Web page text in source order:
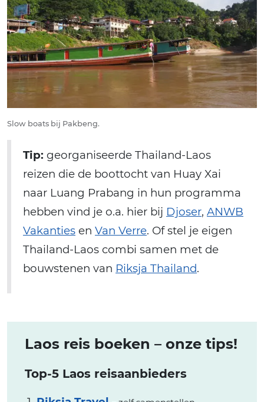
Slow boats bij Pakbeng.
Tip: georganiseerde Thailand-Laos
reizen die de boottocht van Huay Xai
naar Luang Prabang in hun programma
hebben vind je o.a. hier bij Djoser, ANWB
Vakanties en Van Verre. Of stel je eigen
Thailand-Laos combi samen met de
bouwstenen van Riksja Thailand.
Laos reis boeken – onze tips!
Top-5 Laos reisaanbieders